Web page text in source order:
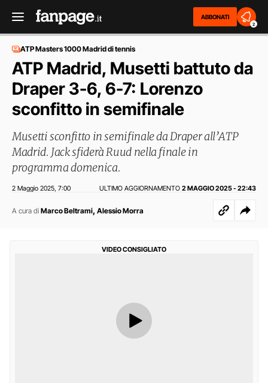
ABBONATI
2
ATP Masters 1000 Madrid di tennis
ATP Madrid, Musetti battuto da
Draper 3-6, 6-7: Lorenzo
sconfitto in semifinale
Musetti sconfitto in semifinale da Draper all’ATP
Madrid. Jack sfiderà Ruud nella finale in
programma domenica.
2 Maggio 2025 7:00 ULTIMO AGGIORNAMENTO 2 MAGGIO 2025 - 22:43
A cura di Marco Beltrami, Alessio Morra
VIDEO CONSIGLIATO